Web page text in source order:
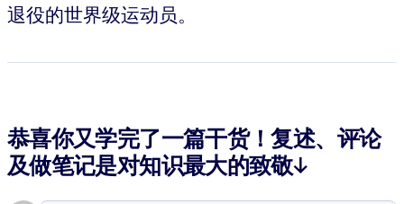
退役的世界级运动员。
恭喜你又学完了一篇干货！复述、评论
及做笔记是对知识最大的致敬↓